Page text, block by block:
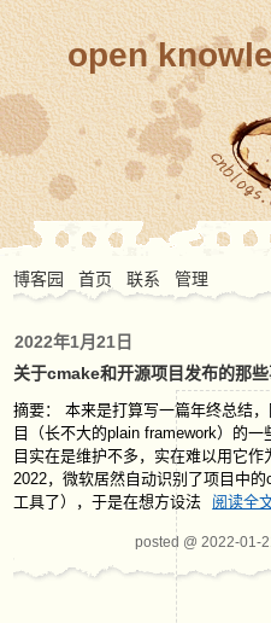
open
博客园 首页 联系 管理
2022年1月21日
关于cmake和开源项目发布的那些
摘要： 本来是打算写一篇年终总结
目（长不大的plain framework）的
目实在是维护不多，实在难以用它
2022，微软居然自动识别了项目中
工具了），于是在想方设法
阅读全
posted @ 2022-01-